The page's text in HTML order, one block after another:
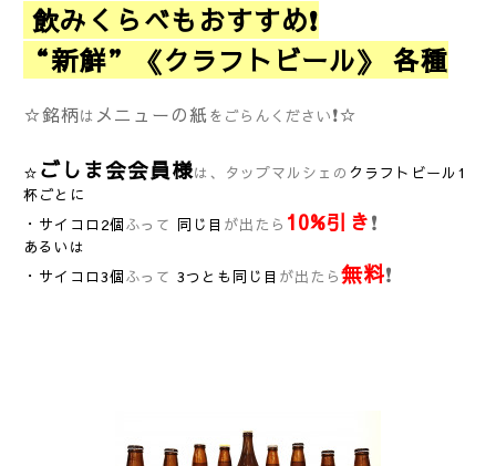
飲みくらべもおすすめ❗
“新鮮”《クラフトビール》 各種
☆銘柄は メニューの紙 をごらんください❗☆
☆ ごしま会会員様は、タップマルシェの クラフトビール1
杯ごとに
・サイコロ2個ふって 同じ目 が出たら 10%引き❗
あるいは
・サイコロ3個ふって 3つとも同じ目 が出たら無料❗